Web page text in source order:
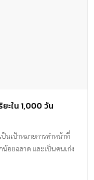
ะใน 1,000 วัน
นเป้าหมายการทำหน้าที่
อยฉลาด และเป็นคนเก่ง